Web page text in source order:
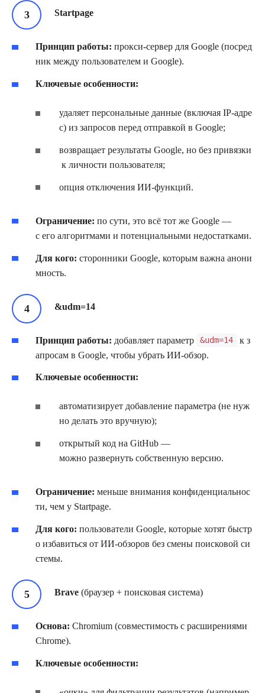
Startpage
Принцип работы: прокси‑сервер для Google (посред
ник между пользователем и Google).
Ключевые особенности:
удаляет персональные данные (включая IP‑адре
с) из запросов перед отправкой в Google;
возвращает результаты Google, но без привязки
к личности пользователя;
опция отключения ИИ‑функций.
Ограничение: по сути, это всё тот же Google —
с его алгоритмами и потенциальными недостатками.
Для кого: сторонники Google, которым важна анони
мность.
&udm=14
Принцип работы: добавляет параметр &udm=14
к з
апросам в Google, чтобы убрать ИИ‑обзор.
Ключевые особенности:
автоматизирует добавление параметра (не нуж
но делать это вручную);
открытый код на GitHub —
можно развернуть собственную версию.
Ограничение: меньше внимания конфиденциальнос
ти, чем у Startpage.
Для кого: пользователи Google, которые хотят быстр
о избавиться от ИИ‑обзоров без смены поисковой си
стемы.
Brave (браузер + поисковая система)
Основа: Chromium (совместимость с расширениями
Chrome).
Ключевые особенности: